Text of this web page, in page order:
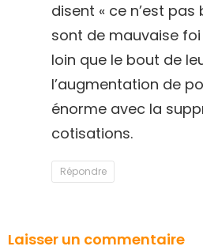
:
disent « ce n’est
sont de mauvaise
loin que le bout de
l’augmentation de
énorme avec la
cotisations.
Répondre
Laisser un commentaire